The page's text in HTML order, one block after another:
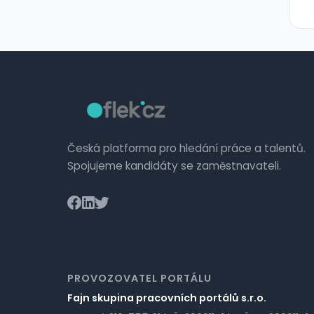
Česká platforma pro hledání práce a talentů.
Spojujeme kandidáty se zaměstnavateli.
PROVOZOVATEL PORTÁLU
Fajn skupina pracovních portálů s.r.o.